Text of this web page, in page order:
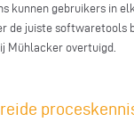
kunnen gebruikers in
de juiste softwaretools
Mühlacker overtuigd.